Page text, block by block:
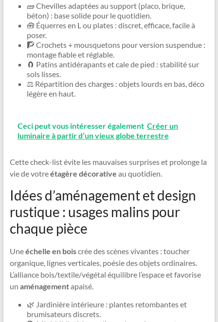
🧱 Chevilles adaptées au support (placo, brique,
béton) : base solide pour le quotidien.
🧰 Équerres en L ou plates : discret, efficace, facile à
poser.
🧗 Crochets + mousquetons pour version suspendue :
montage fiable et réglable.
🧲 Patins antidérapants et cale de pied : stabilité sur
sols lisses.
⚖️ Répartition des charges : objets lourds en bas, déco
légère en haut.
Ceci peut vous intéresser également Créer un
luminaire à partir d’un vieux globe terrestre
Cette check-list évite les mauvaises surprises et prolonge la
vie de votreétagère décorative au quotidien.
Idées d’aménagement et design
rustique : usages malins pour
chaque pièce
Uneéchelle en boiscrée des scènes vivantes : toucher
organique, lignes verticales, poésie des objets ordinaires.
L’alliance bois/textile/végétal équilibre l’espace et favorise
un aménagementapaisé.
🌿 Jardinière intérieure : plantes retombantes et
brumisateurs discrets.